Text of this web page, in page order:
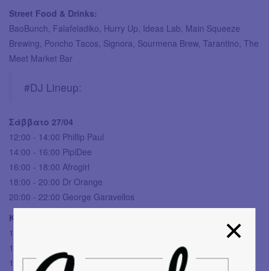
Street Food & Drinks:
BaoBunch, Falafeladiko, Hurry Up, Ideas Lab, Main Squeeze
Brewing, Poncho Tacos, Signora, Sourmena Brew, Tarantino, The
Meet Market Bar
#DJ Lineup:
Σάββατο 27/04
12:00 - 14:00 Phillip Paul
14:00 - 16:00 PipiDee
16:00 - 18:00 Afrogirl
18:00 - 20:00 Dr Orange
20:00 - 22:00 George Garavellos
Κυριακή 28/04
12:00 - 14:00 Winjer
14:00 - 16:00 DJ a/k/a Zegas
16:00 - 18:00 Mr. Gee